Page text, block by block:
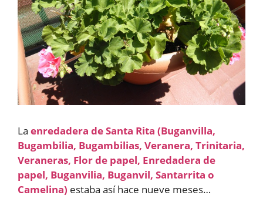
La enredadera de Santa Rita (Buganvilla,
Bugambilia, Bugambilias, Veranera, Trinitaria,
Veraneras, Flor de papel, Enredadera de
papel, Buganvilia, Buganvil, Santarrita o
Camelina) estaba así hace nueve meses…